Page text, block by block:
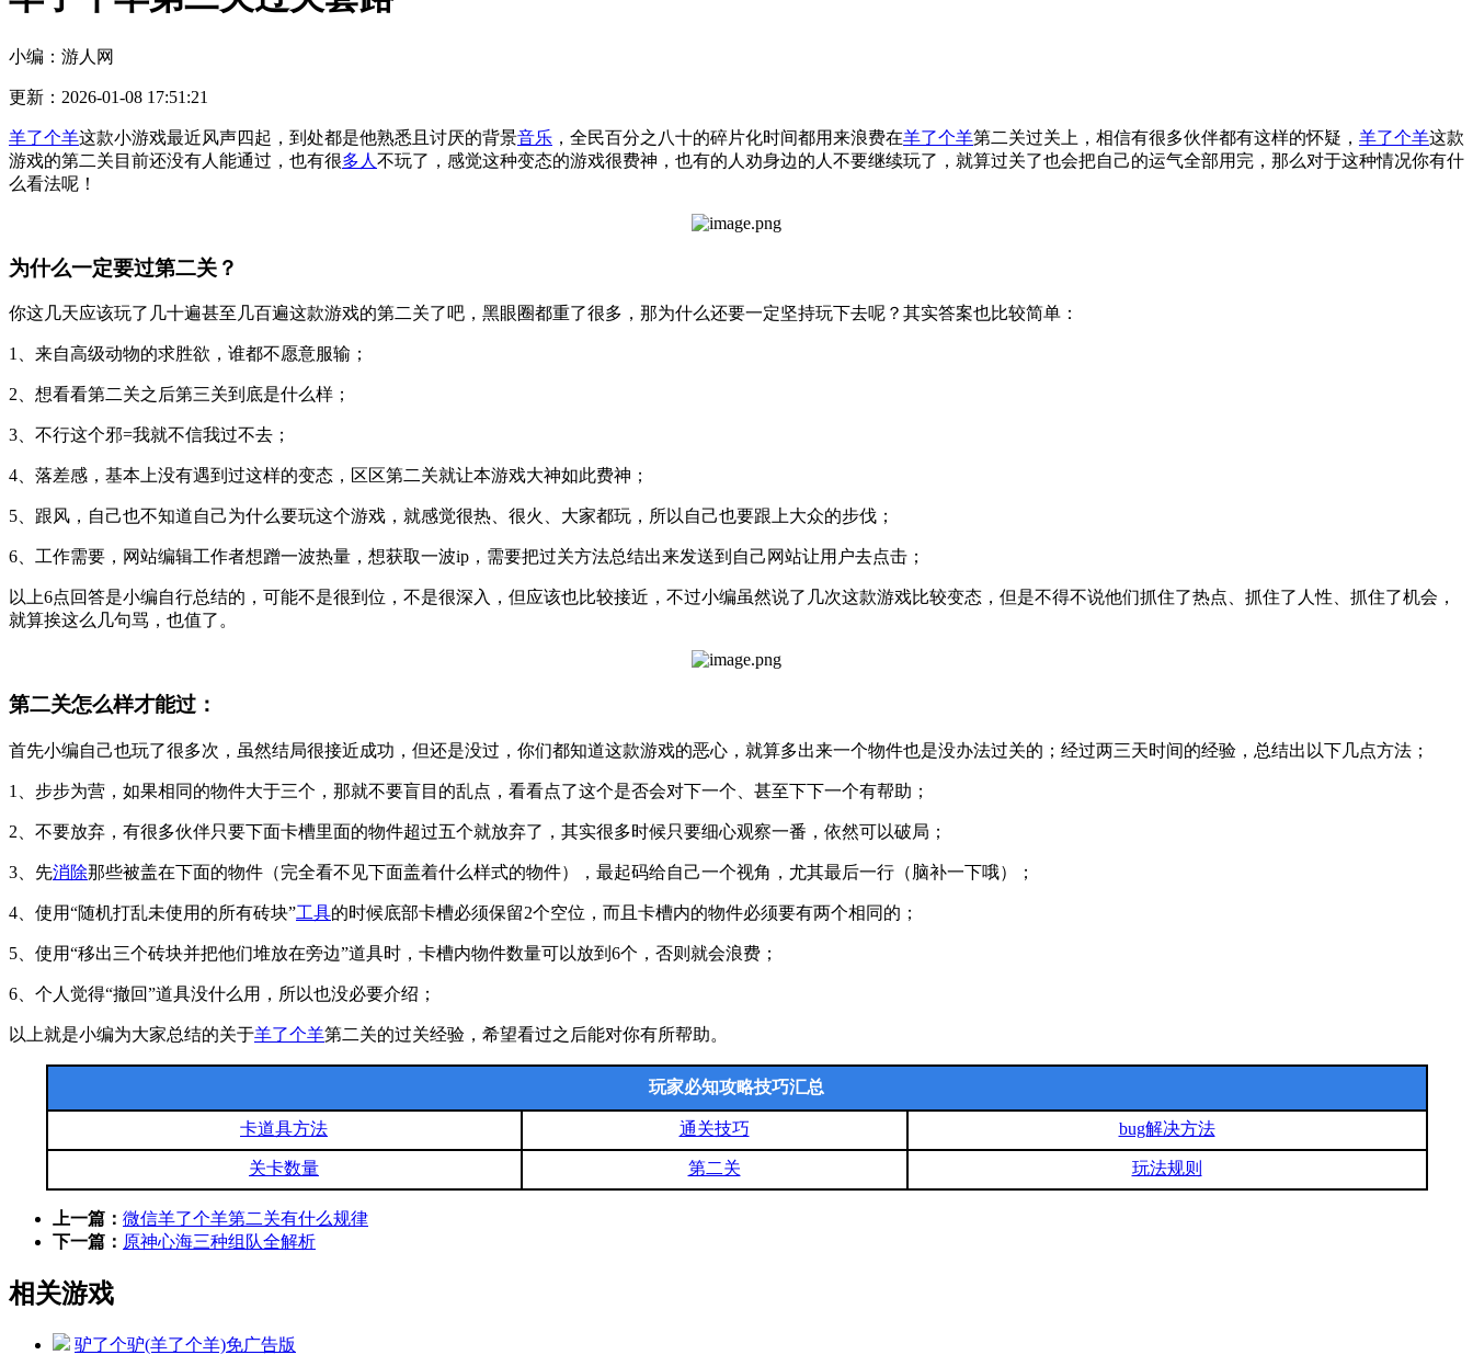
小编：游人网
更新：2026-01-08 17:51:21
羊了个羊这款小游戏最近风声四起，到处都是他熟悉且讨厌的背景音乐 ，全民百分之八十的碎片化时间都用来浪费在羊了个羊第二关过关上，相信有很多伙伴都有这样的怀疑， 羊了个羊这款
游戏的第二关目前还没有人能通过，也有很多人 不玩了，感觉这种变态的游戏很费神，也有的人劝身边的人不要继续玩了，就算过关了也会把自己的运气全部用完，那么对于这种情况你有什
么看法呢！
为什么一定要过第二关？
你这几天应该玩了几十遍甚至几百遍这款游戏的第二关了吧，黑眼圈都重了很多，那为什么还要一定坚持玩下去呢？其实答案也比较简单：
1、来自高级动物的求胜欲，谁都不愿意服输；
2、想看看第二关之后第三关到底是什么样；
3、不行这个邪=我就不信我过不去；
4、落差感，基本上没有遇到过这样的变态，区区第二关就让本游戏大神如此费神；
5、跟风，自己也不知道自己为什么要玩这个游戏，就感觉很热、很火、大家都玩，所以自己也要跟上大众的步伐；
6、工作需要，网站编辑工作者想蹭一波热量，想获取一波ip，需要把过关方法总结出来发送到自己网站让用户去点击；
以上6点回答是小编自行总结的，可能不是很到位，不是很深入，但应该也比较接近，不过小编虽然说了几次这款游戏比较变态，但是不得不说他们抓住了热点、抓住了人性、抓住了机会，
就算挨这么几句骂，也值了。
第二关怎么样才能过：
首先小编自己也玩了很多次，虽然结局很接近成功，但还是没过，你们都知道这款游戏的恶心，就算多出来一个物件也是没办法过关的；经过两三天时间的经验，总结出以下几点方法；
1、步步为营，如果相同的物件大于三个，那就不要盲目的乱点，看看点了这个是否会对下一个、甚至下下一个有帮助；
2、不要放弃，有很多伙伴只要下面卡槽里面的物件超过五个就放弃了，其实很多时候只要细心观察一番，依然可以破局；
3、先消除那些被盖在下面的物件（完全看不见下面盖着什么样式的物件），最起码给自己一个视角，尤其最后一行（脑补一下哦）；
4、使用“随机打乱未使用的所有砖块”工具的时候底部卡槽必须保留2个空位，而且卡槽内的物件必须要有两个相同的；
5、使用“移出三个砖块并把他们堆放在旁边”道具时，卡槽内物件数量可以放到6个，否则就会浪费；
6、个人觉得“撤回”道具没什么用，所以也没必要介绍；
以上就是小编为大家总结的关于羊了个羊第二关的过关经验，希望看过之后能对你有所帮助。
玩家必知攻略技巧汇总
卡道具方法 通关技巧 bug解决方法
关卡数量 第二关 玩法规则
上一篇： 微信羊了个羊第二关有什么规律
下一篇： 原神心海三种组队全解析
相关游戏
驴了个驴(羊了个羊)免广告版